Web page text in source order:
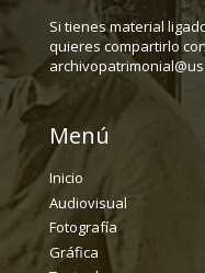
Si tienes material
quieres compartirlo
Menú
Inicio
Audiovisual
Fotografía
Gráfica